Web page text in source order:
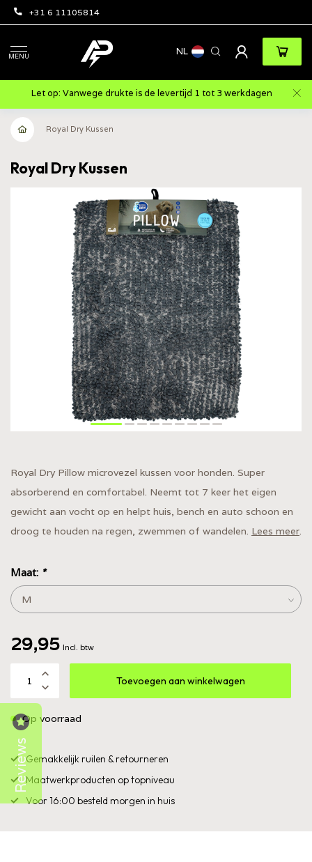
+31 6 11105814
MENU NL
Let op: Vanwege drukte is de levertijd 1 tot 3 werkdagen
Royal Dry Kussen
Royal Dry Kussen
Royal Dry Pillow microvezel kussen voor honden. Super
absorberend en comfortabel. Neemt tot 7 keer het eigen
gewicht aan vocht op en helpt huis, bench en auto schoon en
droog te houden na regen, zwemmen of wandelen. Lees meer.
Maat: *
29,95 Incl. btw
Toevoegen aan winkelwagen
Op voorraad
Gemakkelijk ruilen & retourneren
Maatwerkproducten op topniveau
Voor 16:00 besteld morgen in huis
Reviews